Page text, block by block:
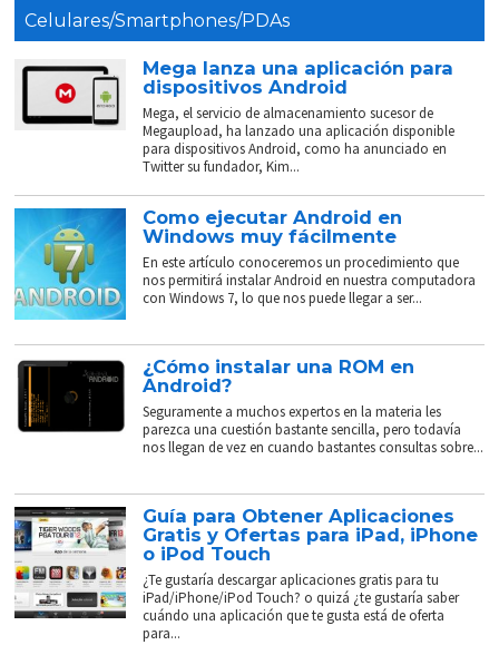
Celulares/Smartphones/PDAs
Mega lanza una aplicación para
dispositivos Android
Mega, el servicio de almacenamiento sucesor de
Megaupload, ha lanzado una aplicación disponible
para dispositivos Android, como ha anunciado en
Twitter su fundador, Kim...
Como ejecutar Android en
Windows muy fácilmente
En este artículo conoceremos un procedimiento que
nos permitirá instalar Android en nuestra computadora
con Windows 7, lo que nos puede llegar a ser...
¿Cómo instalar una ROM en
Android?
Seguramente a muchos expertos en la materia les
parezca una cuestión bastante sencilla, pero todavía
nos llegan de vez en cuando bastantes consultas sobre...
Guía para Obtener Aplicaciones
Gratis y Ofertas para iPad, iPhone
o iPod Touch
¿Te gustaría descargar aplicaciones gratis para tu
iPad/iPhone/iPod Touch? o quizá ¿te gustaría saber
cuándo una aplicación que te gusta está de oferta
para...